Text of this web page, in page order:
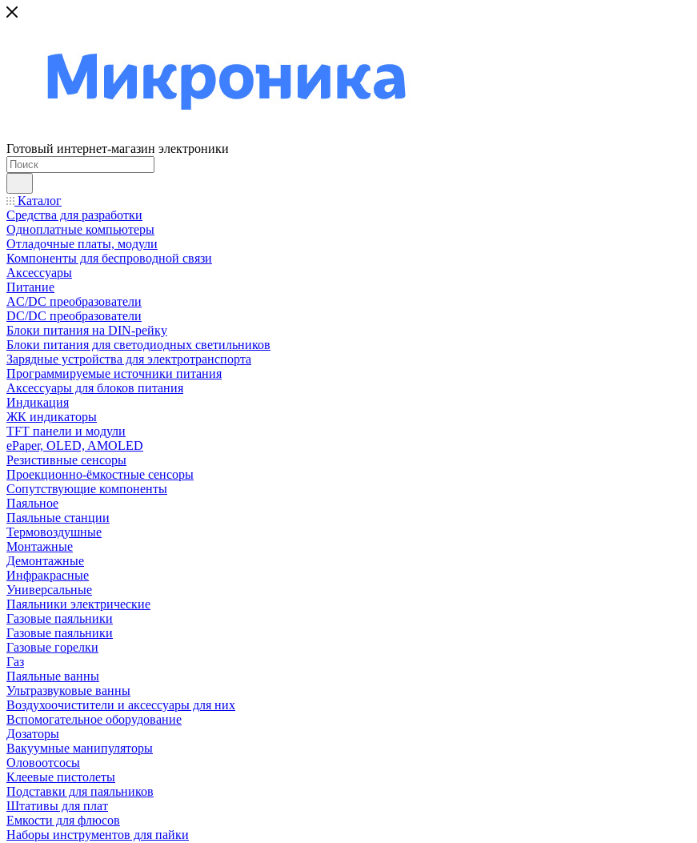
Готовый интернет-магазин электроники
Каталог
Средства для разработки
Одноплатные компьютеры
Отладочные платы, модули
Компоненты для беспроводной связи
Аксессуары
Питание
AC/DC преобразователи
DC/DC преобразователи
Блоки питания на DIN-рейку
Блоки питания для светодиодных светильников
Зарядные устройства для электротранспорта
Программируемые источники питания
Аксессуары для блоков питания
Индикация
ЖК индикаторы
TFT панели и модули
ePaper, OLED, AMOLED
Резистивные сенсоры
Проекционно-ёмкостные сенсоры
Сопутствующие компоненты
Паяльное
Паяльные станции
Термовоздушные
Монтажные
Демонтажные
Инфракрасные
Универсальные
Паяльники электрические
Газовые паяльники
Газовые паяльники
Газовые горелки
Газ
Паяльные ванны
Ультразвуковые ванны
Воздухоочистители и аксессуары для них
Вспомогательное оборудование
Дозаторы
Вакуумные манипуляторы
Оловоотсосы
Клеевые пистолеты
Подставки для паяльников
Штативы для плат
Емкости для флюсов
Наборы инструментов для пайки